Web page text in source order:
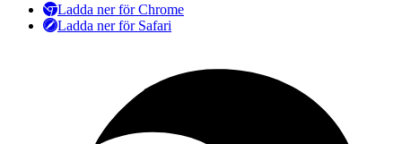
Ladda ner för Chrome
Ladda ner för Safari